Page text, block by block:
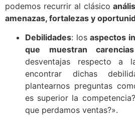
podemos recurrir al clásico
amenazas, fortalezas y
Debilidades: los aspectos
que muestran carencias
desventajas respecto a
encontrar dichas
plantearnos preguntas
es superior la
que perdamos ventas?».